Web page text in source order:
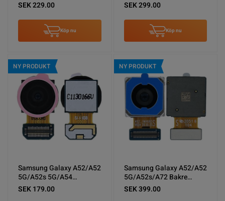
SEK 229.00
Köp nu
SEK 299.00
Köp nu
NY PRODUKT
Samsung Galaxy A52/A52
5G/A52s 5G/A54
5G/A72/A72 5G Bakre
Kamera 12MP
SEK 179.00
NY PRODUKT
Samsung Galaxy A52/A52
5G/A52s/A72 Bakre
Kamera 64MP
SEK 399.00